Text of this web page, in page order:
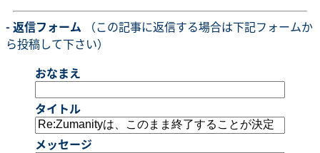
- 返信フォーム （この記事に返信する場合は下記フォームか
ら投稿して下さい）
おなまえ
タイトル
メッセージ